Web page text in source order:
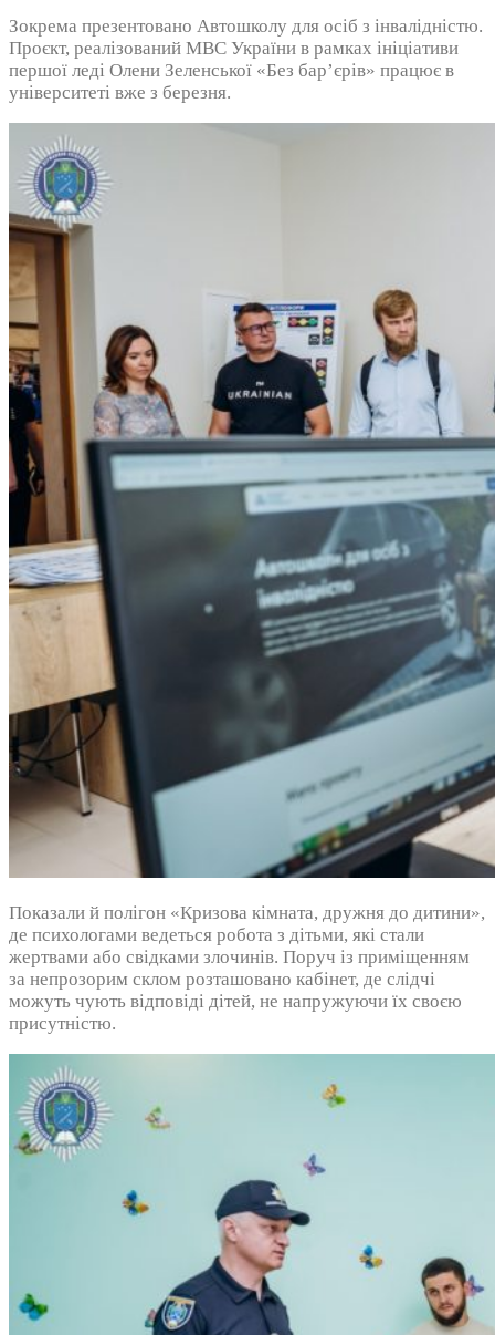
Зокрема презентовано Автошколу для осіб з інвалідністю.
Проєкт, реалізований МВС України в рамках ініціативи
першої леді Олени Зеленської «Без бар’єрів» працює в
університеті вже з березня.
Показали й полігон «Кризова кімната, дружня до дитини»,
де психологами ведеться робота з дітьми, які стали
жертвами або свідками злочинів. Поруч із приміщенням
за непрозорим склом розташовано кабінет, де слідчі
можуть чують відповіді дітей, не напружуючи їх своєю
присутністю.